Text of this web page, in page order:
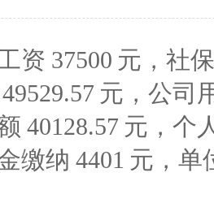
资 37500 元，社
49529.57 元，公司
40128.57 元，个
缴纳 4401 元，单